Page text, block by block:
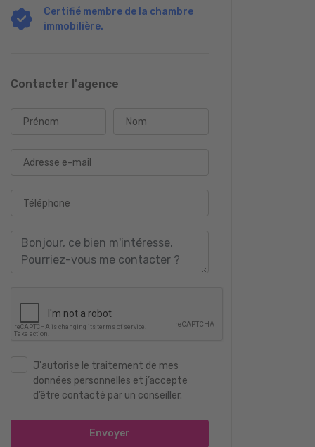
Certifié membre de la chambre
immobilière.
Contacter l'agence
Prénom Nom
Adresse e-mail
Téléphone
J'autorise le traitement de mes
données personnelles et j’accepte
d’être contacté par un conseiller.
Envoyer